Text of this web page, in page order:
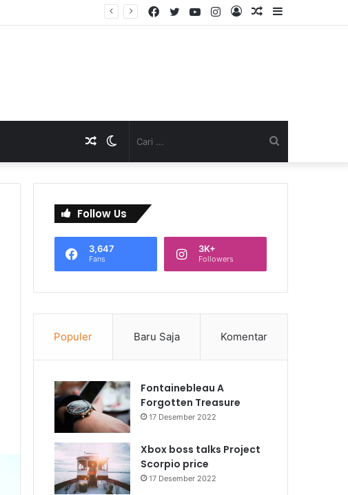
Sidebar
Artikel
Log
Instagram
YouTube
Twitter
Facebook
...
Switch
skin
Artikel
Acak
Follow Us
3,647
Fans
3K+
Followers
Populer Baru Saja Komentar
Fontainebleau A
Forgotten Treasure
17 Desember 2022
Xbox boss talks Project
Scorpio price
17 Desember 2022